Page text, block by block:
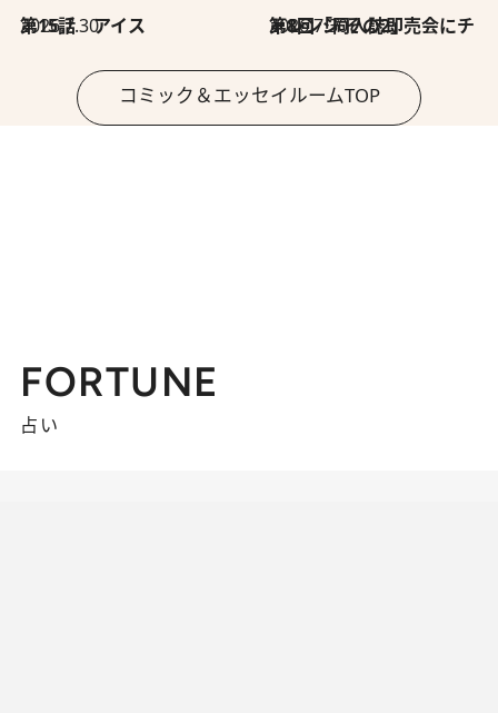
2026.7.30
第15話 アイス 2026.7.30
第8回「同人誌即売会にチャレンジ その2」
コミック＆エッセイルームTOP
FORTUNE
占い